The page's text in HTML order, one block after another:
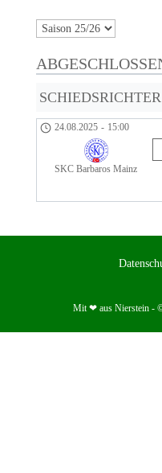
SCHIEDSRICHTER
24.08.2025 - 15:00
SKC Barbaros Mainz
Mit ❤ aus Nierstein -